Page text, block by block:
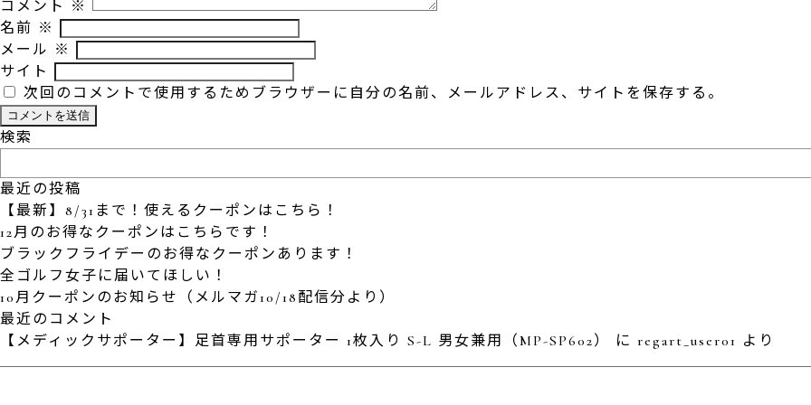
コメント ※
名前 ※
メール ※
サイト
次回のコメントで使用するためブラウザーに自分の名前、メールアドレス、サイトを保存する。
検索
最近の投稿
【最新】8/31まで！使えるクーポンはこちら！
12月のお得なクーポンはこちらです！
ブラックフライデーのお得なクーポンあります！
全ゴルフ女子に届いてほしい！
10月クーポンのお知らせ（メルマガ10/18配信分より）
最近のコメント
【メディックサポーター】足首専用サポーター 1枚入り S-L 男女兼用（MP-SP602）
に regart_user01 より